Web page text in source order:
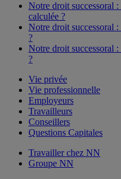
Notre droit successoral
calculée ?
Notre droit successoral
?
Notre droit successoral
?
Vie privée
Vie professionnelle
Employeurs
Travailleurs
Conseillers
Questions Capitales
Travailler chez NN
Groupe NN